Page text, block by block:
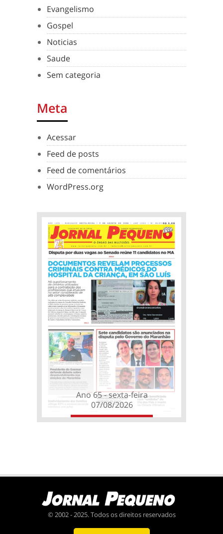
Evangelismo
Gospel
Noticias
Saude
Sem categoria
Meta
Acessar
Feed de posts
Feed de comentários
WordPress.org
Ano 65 - sexta-feira
07/08/2026
© 2002 - 2025. Todos os direitos reservados